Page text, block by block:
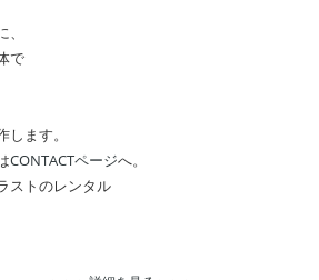
で
ます。
CONTACTページへ。
ストのレンタル